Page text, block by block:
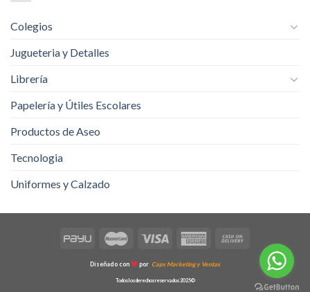
Colegios
Jugueteria y Detalles
Librería
Papelería y Útiles Escolares
Productos de Aseo
Tecnologia
Uniformes y Calzado
Diseñado con por Caps Marketing y Ventas
Todos los derechos reservados 2025©